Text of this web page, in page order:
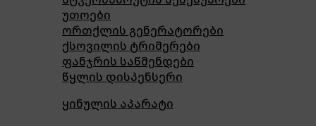
უთოები
ორთქლის გენერატორები
ქსოვილის ტრიმერები
ფანჯრის საწმენდები
წყლის დისპენსერი
ყინულის აპარატი